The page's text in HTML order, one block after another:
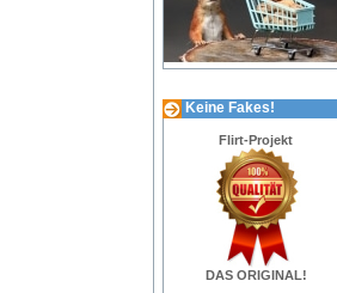
Keine Fakes!
Flirt-Projekt
DAS ORIGINAL!